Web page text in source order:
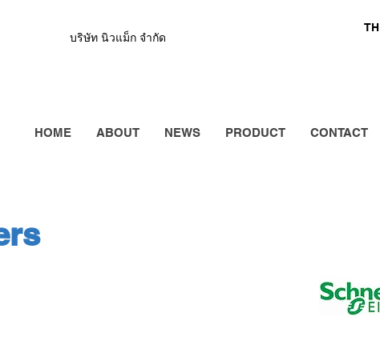
บริษัท นิวแม็ก จำกัด
TH |
HOME ABOUT NEWS PRODUCT CONTACT